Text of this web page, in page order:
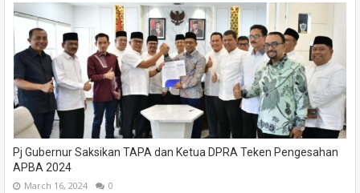
Pj Gubernur Saksikan TAPA dan Ketua DPRA Teken Pengesahan
APBA 2024
March 16, 2024 0